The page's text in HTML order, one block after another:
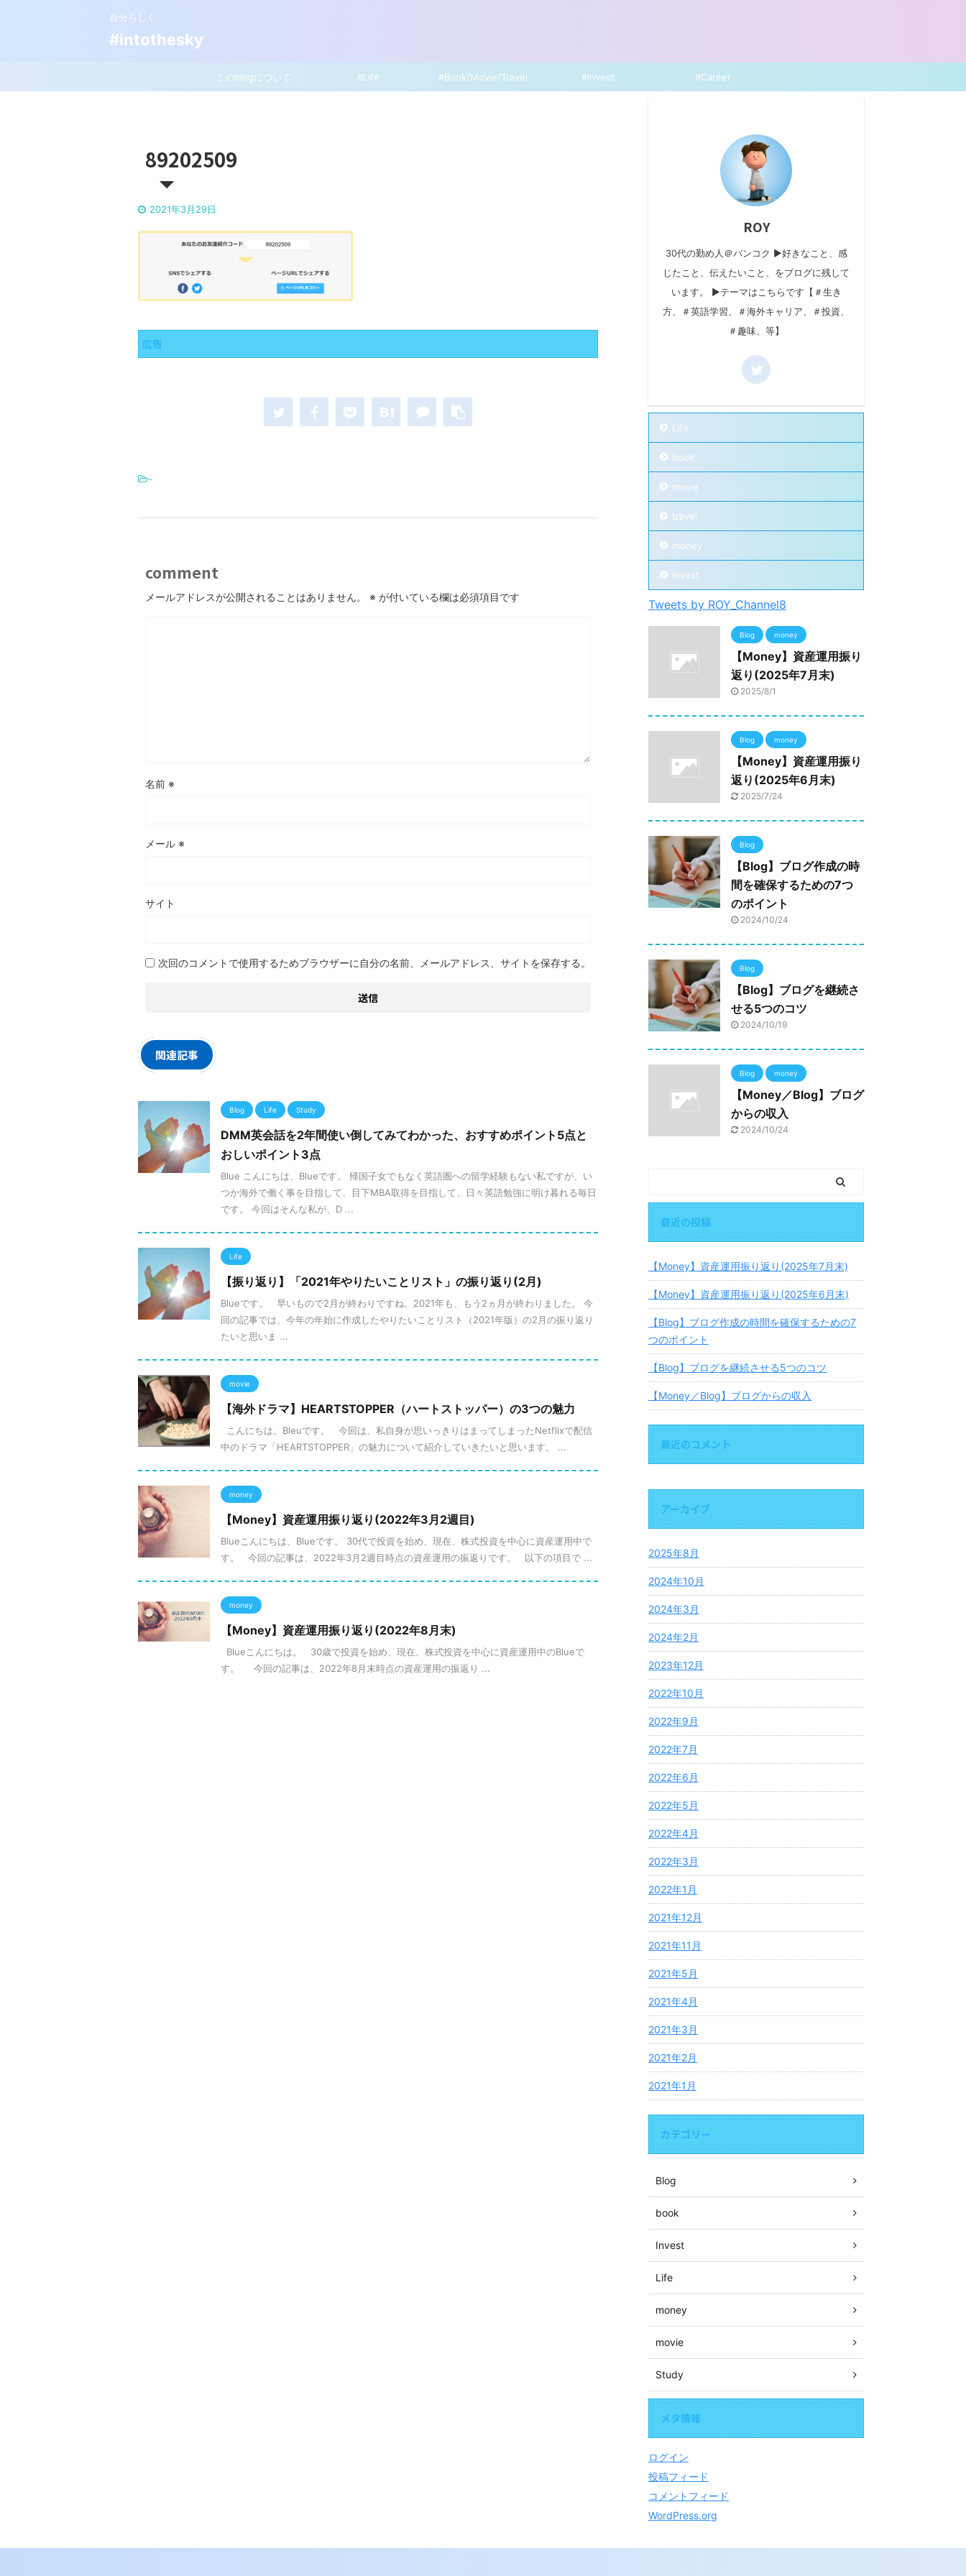
自分らしく
#intothesky
このblogについて #Life #Book/Movie/Travel #Invest #Career
89202509
2021年3月29日
広告
-
comment
メールアドレスが公開されることはありません。 ※ が付いている欄は必須項目です
名前 ※
メール ※
サイト
次回のコメントで使用するためブラウザーに自分の名前、メールアドレス、サイトを保存する。
関連記事
Blog Life Study
DMM英会話を2年間使い倒してみてわかった、おすすめポイント5点と
おしいポイント3点
Blue こんにちは、Blueです。 帰国子女でもなく英語圏への留学経験もない私ですが、い
つか海外で働く事を目指して、目下MBA取得を目指して、日々英語勉強に明け暮れる毎日
です。 今回はそんな私が、D ...
Life
【振り返り】「2021年やりたいことリスト」の振り返り(2月)
Blueです。 早いもので2月が終わりですね。2021年も、もう2ヵ月が終わりました。 今
回の記事では、今年の年始に作成したやりたいことリスト（2021年版）の2月の振り返り
たいと思いま ...
movie
【海外ドラマ】HEARTSTOPPER（ハートストッパー）の3つの魅力
こんにちは。Bleuです。 今回は、私自身が思いっきりはまってしまったNetflixで配信
中のドラマ「HEARTSTOPPER」の魅力について紹介していきたいと思います。 ...
money
【Money】資産運用振り返り(2022年3月2週目)
Blueこんにちは、Blueです。 30代で投資を始め、現在、株式投資を中心に資産運用中で
す。 今回の記事は、2022年3月2週目時点の資産運用の振返りです。 以下の項目で ...
money
【Money】資産運用振り返り(2022年8月末)
Blueこんにちは。 30歳で投資を始め、現在、株式投資を中心に資産運用中のBlueで
す。 今回の記事は、2022年8月末時点の資産運用の振返り ...
ROY
30代の勤め人＠バンコク ▶好きなこと、感
じたこと、伝えたいこと、をブログに残して
います。 ▶テーマはこちらです【＃生き
方、＃英語学習、＃海外キャリア、＃投資、
＃趣味、等】
Life
book
movie
travel
money
Invest
Tweets by ROY_Channel8
Blog money
【Money】資産運用振り
返り(2025年7月末)
2025/8/1
Blog money
【Money】資産運用振り
返り(2025年6月末)
2025/7/24
Blog
【Blog】ブログ作成の時
間を確保するための7つ
のポイント
2024/10/24
Blog
【Blog】ブログを継続さ
せる5つのコツ
2024/10/19
Blog money
【Money／Blog】ブログ
からの収入
2024/10/24
最近の投稿
【Money】資産運用振り返り(2025年7月末)
【Money】資産運用振り返り(2025年6月末)
【Blog】ブログ作成の時間を確保するための7
つのポイント
【Blog】ブログを継続させる5つのコツ
【Money／Blog】ブログからの収入
最近のコメント
アーカイブ
2025年8月
2024年10月
2024年3月
2024年2月
2023年12月
2022年10月
2022年9月
2022年7月
2022年6月
2022年5月
2022年4月
2022年3月
2022年1月
2021年12月
2021年11月
2021年5月
2021年4月
2021年3月
2021年2月
2021年1月
カテゴリー
Blog
book
Invest
Life
money
movie
Study
メタ情報
ログイン
投稿フィード
コメントフィード
WordPress.org